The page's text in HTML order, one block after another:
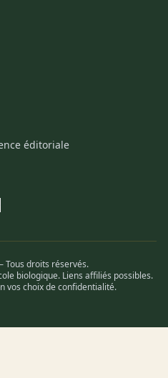
éditoriale
Tous droits réservés.
biologique. Liens affiliés possibles.
vos choix de confidentialité.